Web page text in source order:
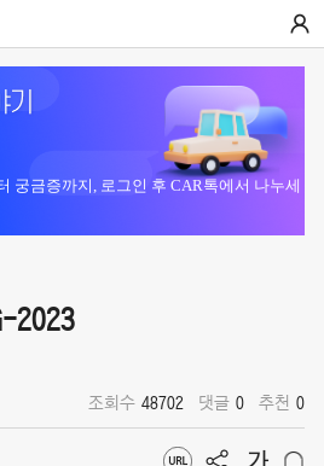
궁금증까지, 로그인 후 CAR톡에서 나누세
2023
조회수 48702 댓글 0 추천 0